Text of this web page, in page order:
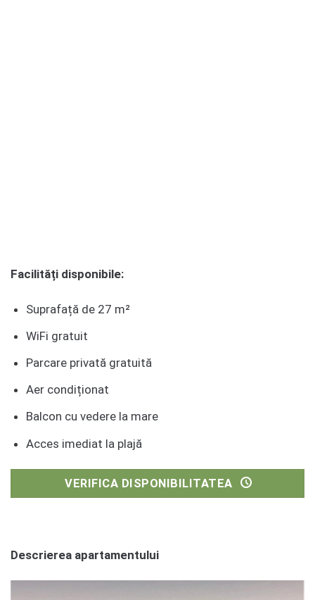
Facilități disponibile:
Suprafață de 27 m²
WiFi gratuit
Parcare privată gratuită
Aer condiționat
Balcon cu vedere la mare
Acces imediat la plajă
VERIFICA DISPONIBILITATEA
Descrierea apartamentului